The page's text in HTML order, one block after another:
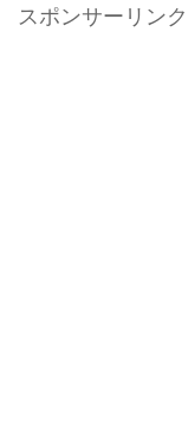
スポンサーリンク